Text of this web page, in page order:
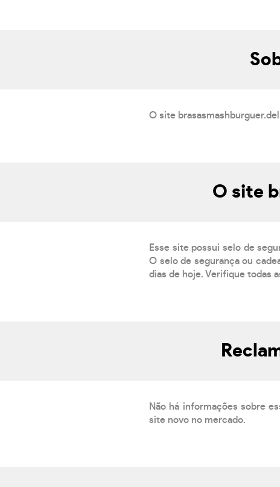
O site
O site
Esse site possui selo de
O selo de segurança ou
dias de hoje. Verifique todas
Não há informações sobre
site novo no mercado.